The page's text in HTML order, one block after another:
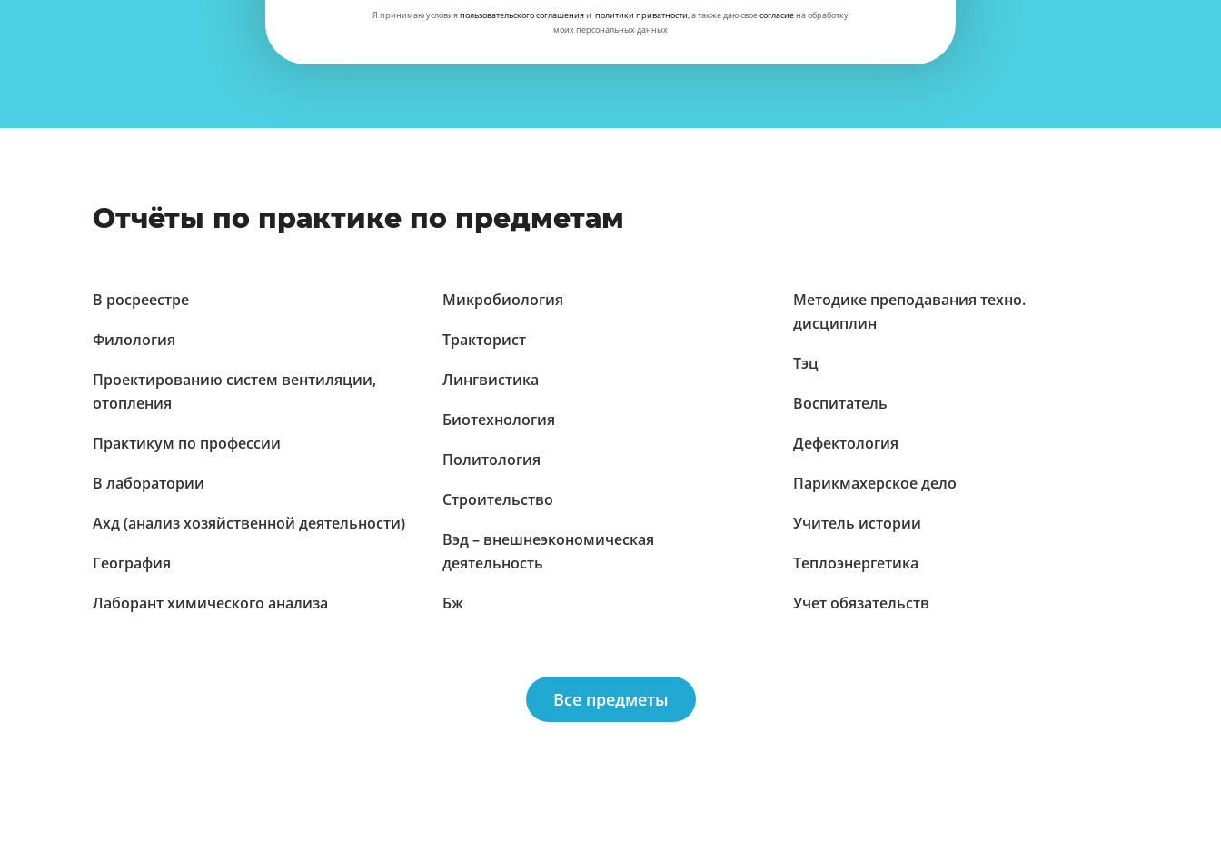
Я принимаю условияпользовательского соглашенияи политики приватности, а также даю своесогласиена обработку
моих персональных данных
Отчёты по практике по предметам
В росреестре
Филология
Проектированию систем вентиляции,
отопления
Практикум по профессии
В лаборатории
Ахд (анализ хозяйственной деятельности)
География
Лаборант химического анализа
Микробиология
Тракторист
Лингвистика
Биотехнология
Политология
Строительство
Вэд – внешнеэкономическая
деятельность
Бж
Методике преподавания техно.
дисциплин
Тэц
Воспитатель
Дефектология
Парикмахерское дело
Учитель истории
Теплоэнергетика
Учет обязательств
Все предметы